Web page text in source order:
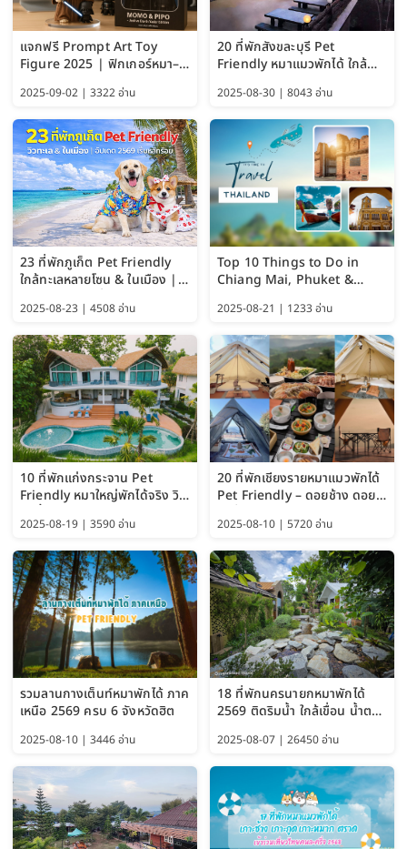
แจกฟรี Prompt Art Toy
Figure 2025 | ฟิกเกอร์หมา–
ChatGPT และ Gemini
2025-09-02 | 3322 อ่าน
20 ที่พักสังขละบุรี Pet
Friendly หมาแมวพักได้ ใกล้
2025-08-30 | 8043 อ่าน
23 ที่พักภูเก็ต Pet Friendly
ใกล้ทะเลหลายโซน & ในเมือง |
2025-08-23 | 4508 อ่าน
Top 10 Things to Do in
Chiang Mai, Phuket &
Guide 2025)
2025-08-21 | 1233 อ่าน
10 ที่พักแก่งกระจาน Pet
Friendly หมาใหญ่พักได้จริง วิว
2025-08-19 | 3590 อ่าน
20 ที่พักเชียงรายหมาแมวพักได้
Pet Friendly – ดอยช้าง ดอย
2025-08-10 | 5720 อ่าน
รวมลานกางเต็นท์หมาพักได้ ภาค
เหนือ 2569 ครบ 6 จังหวัดฮิต
2025-08-10 | 3446 อ่าน
18 ที่พักนครนายกหมาพักได้
2569 ติดริมน้ำ ใกล้เขื่อน น้ำตก
Pet Friendly และหมาใหญ่พัก
ได้
2025-08-07 | 26450 อ่าน